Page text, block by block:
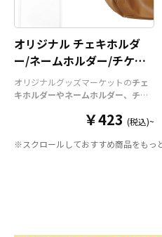
オリジナル チェキホルダ
ー/ネームホルダー/チケッ
トホルダー
オリジナルグッズマーケットのチェ
キホルダーやネームホルダー、チケ
ダーパーツを組み合わせた今まであ
です。透明度が高く美しいアクリル
た自由な形状で制作することができ
￥423 (税込)~
※スクロールしておすすめ商品をもっ